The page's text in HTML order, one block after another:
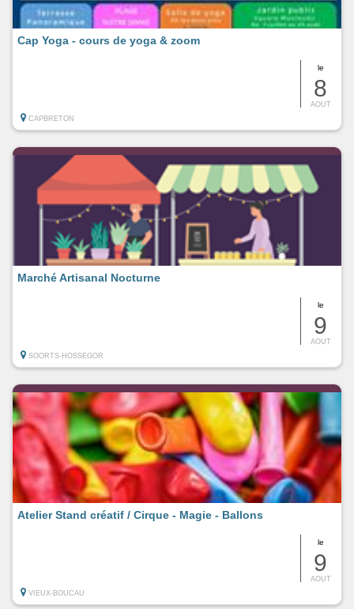
le
8
AOUT
Cap Yoga - cours de yoga & zoom
CAPBRETON
le
9
AOUT
Marché Artisanal Nocturne
SOORTS-HOSSEGOR
le
9
AOUT
Atelier Stand créatif / Cirque - Magie - Ballons
VIEUX-BOUCAU